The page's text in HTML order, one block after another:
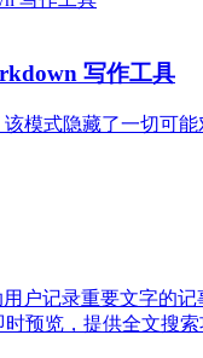
写作工具
该模式隐藏了一切可
户记录重要文字的
预览，提供全文搜索